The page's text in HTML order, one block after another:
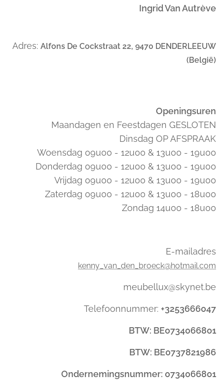
Ingrid Van Autrève
Adres: Alfons De Cockstraat 22, 9470 DENDERLEEUW
(België)
Openingsuren
Maandagen en Feestdagen GESLOTEN
Dinsdag OP AFSPRAAK
Woensdag 09u00 - 12u00 & 13u00 - 19u00
Donderdag 09u00 - 12u00 & 13u00 - 19u00
Vrijdag 09u00 - 12u00 & 13u00 - 19u00
Zaterdag 09u00 - 12u00 & 13u00 - 18u00
Zondag 14u00 - 18u00
E-mailadres
kenny_van_den_broeck@hotmail.com
meubellux@skynet.be
Telefoonnummer: +3253666047
BTW: BE0734066801
BTW: BE0737821986
Ondernemingsnummer: 0734066801